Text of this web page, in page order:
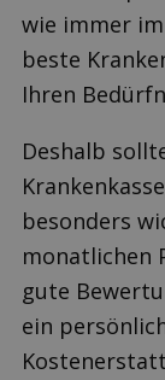
wie immer
beste
Ihren
Deshalb
besonders
monatlichen
gute
ein